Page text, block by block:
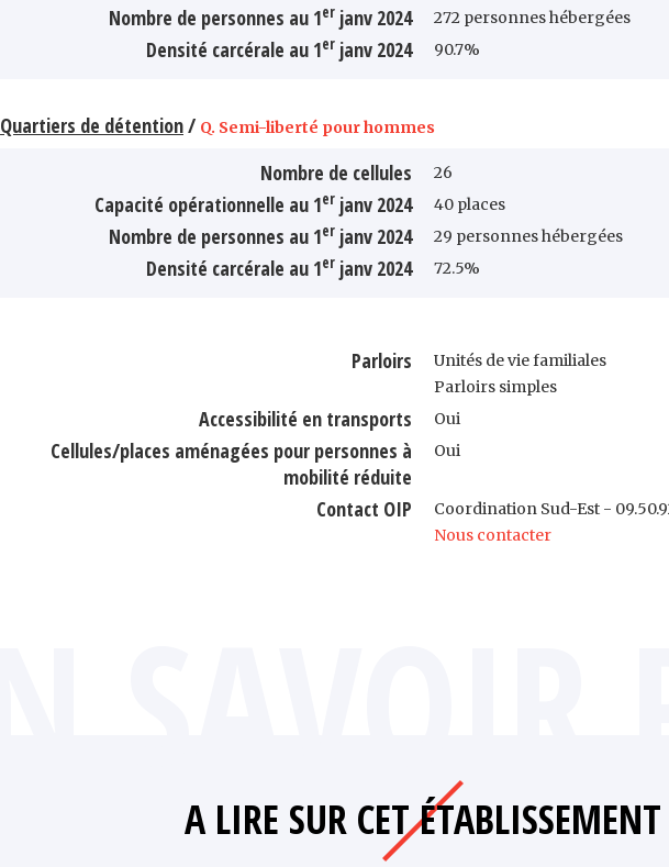
Nombre de personnes au 1er janv 2024 272 personnes hébergées
Densité carcérale au 1er janv 2024 90.7%
Quartiers de détention/ Q. Semi-liberté pour hommes
Nombre de cellules 26
Capacité opérationnelle au 1er janv 2024 40 places
Nombre de personnes au 1er janv 2024 29 personnes hébergées
Densité carcérale au 1er janv 2024 72.5%
Parloirs
Unités de vie familiales
Parloirs simples
Accessibilité en transports Oui
Cellules/places aménagées pour personnes à
mobilité réduite
Oui
Contact OIP
Coordination Sud-Est -
Nous contacter
A LIRE SUR CET ÉTABLISSEMENT